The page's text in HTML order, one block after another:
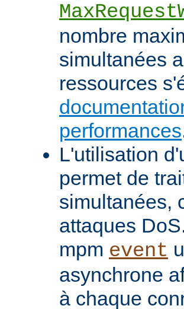
nombre
simultanées
ressources
performances
L'utilisation
permet de
simultanées,
attaques
mpm event
asynchrone
à chaque